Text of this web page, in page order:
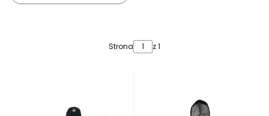
Strona z 1